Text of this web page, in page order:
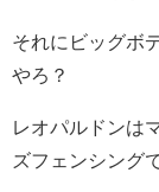
それにビッグボ
やろ？
レオパルドンは
ズフェンシング